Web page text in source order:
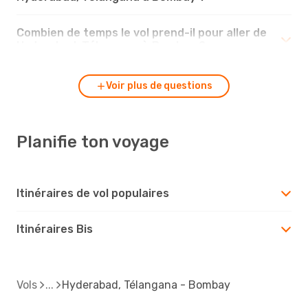
Combien de temps le vol prend-il pour aller de
Voir plus de questions
Planifie ton voyage
Itinéraires de vol populaires
Itinéraires Bis
Vols Hyderabad, Télangana - Bombay